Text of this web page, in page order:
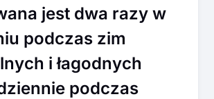
jest dwa razy w
podczas zim
i łagodnych
podczas